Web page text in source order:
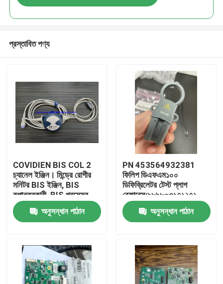
বাড়ি
পণ্য
ভিডিও
প্রস্তাবিত পণ্য
COVIDIEN BIS COL 2
চ্যানেল ইঞ্জিন। মিন্ড্রে রোগীর
মনিটর BIS ইঞ্জিন, BIS
রূপান্তরকারী, BIS প্রসেসর
অনুসন্ধান পাঠান
PN 453564932381
ফিলিপ ডিএফএম১০০
ডিফিব্রিলেটর টেস্ট প্লাগ
রেফারেন্স:৯৮৯৮০৩১৭১২৭১
অনুসন্ধান পাঠান